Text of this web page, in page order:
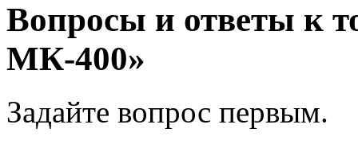
Вопросы и ответы
МК-400»
Задайте вопрос первым.